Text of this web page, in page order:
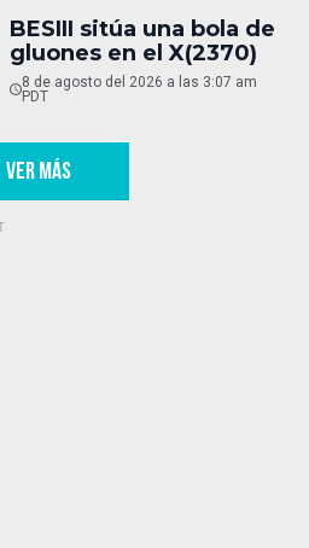
BESIII sitúa una bola de
gluones en el X(2370)
8 de agosto del 2026 a las 3:07 am
PDT
VER MÁS